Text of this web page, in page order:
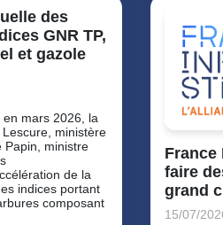
des
GNR TP,
et gazole
mars 2026, la
ministère
Papin, ministre
de la
indices portant
composant
France
faire
grand
15/07/